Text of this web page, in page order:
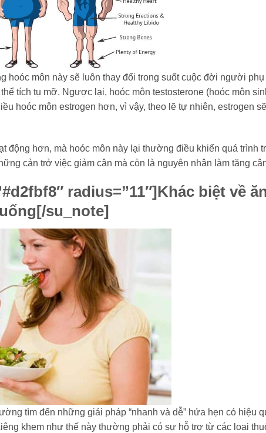
hoóc môn này sẽ luôn thay đổi trong suốt cuộc đời người
tích tụ mỡ. Ngược lại, hoóc môn testosterone (hoóc môn
hoóc môn estrogen hơn, vì vậy, theo lẽ tự nhiên, estrogen
động hơn, mà hoóc môn này lại thường điều khiển quá trình
cản trở việc giảm cân mà còn là nguyên nhân làm tăng
radius=”11″] Khác biệt về
uống [/su_note]
tìm đến những giải pháp “nhanh và dễ” hứa hẹn có hiệu
khem như thế này thường phải có sự hỗ trợ từ các loại